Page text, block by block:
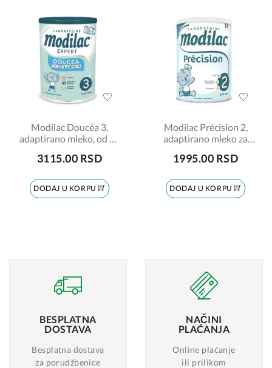
Modilac Doucéa 3,
adaptirano mleko, od 12
3115.00 RSD
DODAJ U KORPU
Modilac Précision 2,
adaptirano mleko za
700gr
1995.00 RSD
DODAJ U KORPU
BESPLATNA
DOSTAVA
Besplatna dostava
za porudžbenice
NAČINI
PLAĆANJA
Online plaćanje
ili prilikom